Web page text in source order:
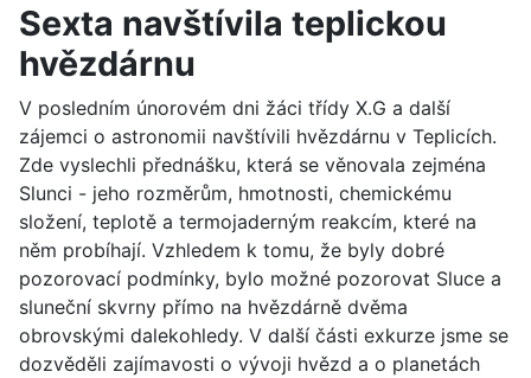
Sexta navštívila teplickou
hvězdárnu
V posledním únorovém dni žáci třídy X.G a další
zájemci o astronomii navštívili hvězdárnu v Teplicích.
Zde vyslechli přednášku, která se věnovala zejména
Slunci - jeho rozměrům, hmotnosti, chemickému
složení, teplotě a termojaderným reakcím, které na
něm probíhají. Vzhledem k tomu, že byly dobré
pozorovací podmínky, bylo možné pozorovat Sluce a
sluneční skvrny přímo na hvězdárně dvěma
obrovskými dalekohledy. V další části exkurze jsme se
dozvěděli zajímavosti o vývoji hvězd a o planetách